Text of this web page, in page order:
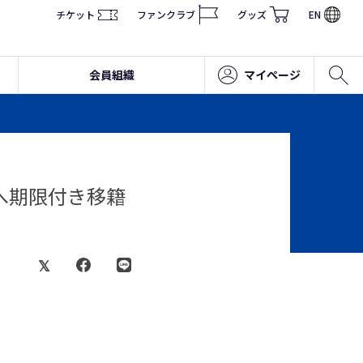
チケット ファンクラブ グッズ EN
会員組織 マイページ
期限付き移籍